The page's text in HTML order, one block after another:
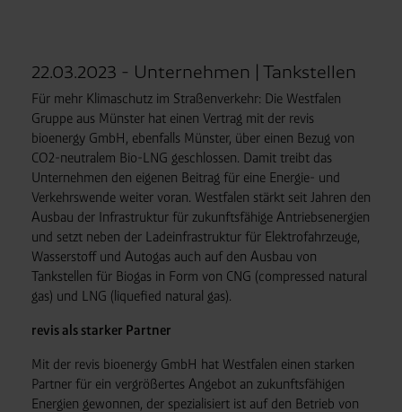
22.03.2023 - Unternehmen | Tankstellen
Für mehr Klimaschutz im Straßenverkehr: Die Westfalen
Gruppe aus Münster hat einen Vertrag mit der revis
bioenergy GmbH, ebenfalls Münster, über einen Bezug von
CO2-neutralem Bio-LNG geschlossen. Damit treibt das
Unternehmen den eigenen Beitrag für eine Energie- und
Verkehrswende weiter voran. Westfalen stärkt seit Jahren den
Ausbau der Infrastruktur für zukunftsfähige Antriebsenergien
und setzt neben der Ladeinfrastruktur für Elektrofahrzeuge,
Wasserstoff und Autogas auch auf den Ausbau von
Tankstellen für Biogas in Form von CNG (compressed natural
gas) und LNG (liquefied natural gas).
revis als starker Partner
Mit der revis bioenergy GmbH hat Westfalen einen starken
Partner für ein vergrößertes Angebot an zukunftsfähigen
Energien gewonnen, der spezialisiert ist auf den Betrieb von